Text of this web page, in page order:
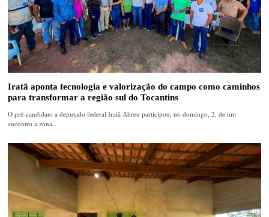
Iratã aponta tecnologia e valorização do campo como caminhos
para transformar a região sul do Tocantins
O pré-candidato a deputado federal Iratã Abreu participou, no domingo, 2, de um
encontro a zona…